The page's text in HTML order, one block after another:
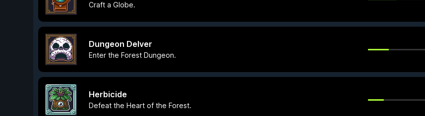
Craft a Globe.
Dungeon Delver
Enter the Forest Dungeon.
Herbicide
Defeat the Heart of the Forest.